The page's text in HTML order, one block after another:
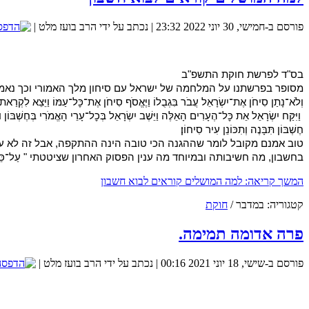
אנו משתדלים כל שבוע לשלוח מאמר שבועי סביב פרשת
פורסם ב-חמישי, 30 יוני 2022 23:32 | נכתב על ידי הרב בועז מלט |
בס"ד לפרשת חוקת התשפ"ב
מסופר בפרשתנו על המלחמה של ישראל עם סיחון מלך האמורי וכך
וְלֹא־נָתַן סִיחֹן אֶת־יִשְׂרָאֵל עֲבֹר בִּגְבֻלוֹ וַיֶּאֱסֹף סִיחֹן אֶת־כׇּל־עַמּוֹ וַיֵּצֵא
חֶשְׁבּוֹן תִּבָּנֶה וְתִכּוֹנֵן עִיר סִיחוֹן׃
בחשבון, מה חשיבותה ובמיוחד מה ענין הפסוק האחרון שציטטתי "
המשך קריאה: למה המושלים קוראים לבוא חשבון
קטגוריה: במדבר/ חוקת
פרה אדומה תמימה.
פורסם ב-שישי, 18 יוני 2021 00:16 | נכתב על ידי הרב בועז מלט |